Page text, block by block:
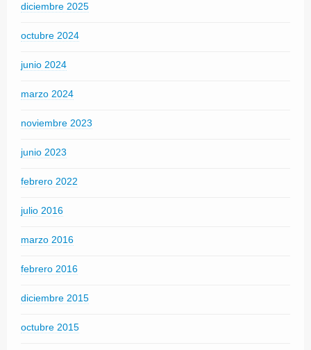
diciembre 2025
octubre 2024
junio 2024
marzo 2024
noviembre 2023
junio 2023
febrero 2022
julio 2016
marzo 2016
febrero 2016
diciembre 2015
octubre 2015